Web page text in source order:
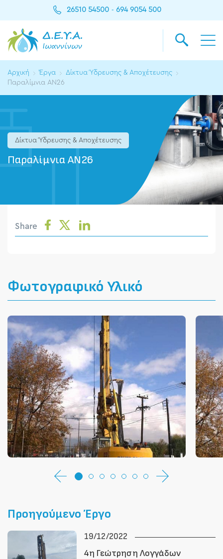
26510 54500 - 694 9054 500
Αρχική Έργα
Δίκτυα Ύδρευσης & Αποχέτευσης
Παραλίμνια ΑΝ26
Δίκτυα Ύδρευσης & Αποχέτευσης
Παραλίμνια ΑΝ26
Share
Φωτογραφικό Υλικό
Προηγούμενο Έργο
19/12/2022
4η Γεώτρηση Λογγάδων